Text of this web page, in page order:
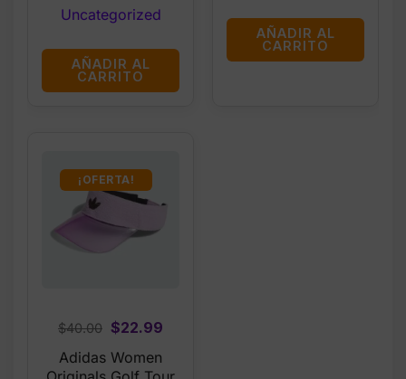
Uncategorized
AÑADIR AL
CARRITO
AÑADIR AL
CARRITO
¡OFERTA!
$40.00 Original
price
was:
$22.99
is:
Adidas Women